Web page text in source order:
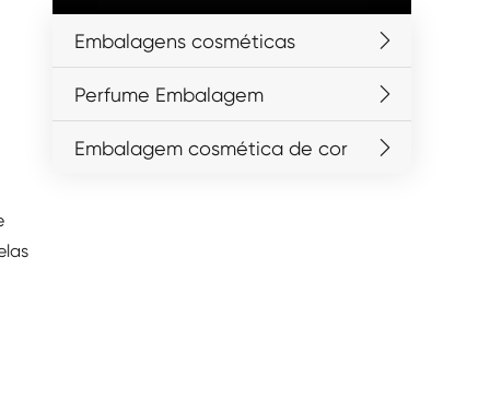
Embalagens cosméticas
Perfume Embalagem
Embalagem cosmética de cor